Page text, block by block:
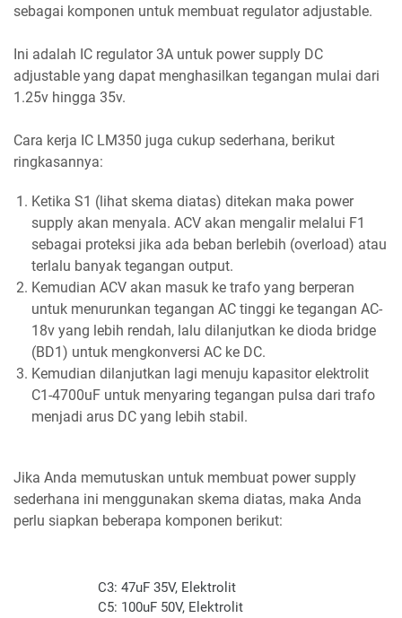
sebagai komponen untuk membuat regulator adjustable.
Ini adalah IC regulator 3A untuk power supply DC
adjustable yang dapat menghasilkan tegangan mulai dari
1.25v hingga 35v.
Cara kerja IC LM350 juga cukup sederhana, berikut
ringkasannya:
Ketika S1 (lihat skema diatas) ditekan maka power
supply akan menyala. ACV akan mengalir melalui F1
sebagai proteksi jika ada beban berlebih (overload) atau
terlalu banyak tegangan output.
Kemudian ACV akan masuk ke trafo yang berperan
untuk menurunkan tegangan AC tinggi ke tegangan AC-
18v yang lebih rendah, lalu dilanjutkan ke dioda bridge
(BD1) untuk mengkonversi AC ke DC.
Kemudian dilanjutkan lagi menuju kapasitor elektrolit
C1-4700uF untuk menyaring tegangan pulsa dari trafo
menjadi arus DC yang lebih stabil.
Jika Anda memutuskan untuk membuat power supply
sederhana ini menggunakan skema diatas, maka Anda
perlu siapkan beberapa komponen berikut:
C3: 47uF 35V, Elektrolit
C5: 100uF 50V, Elektrolit